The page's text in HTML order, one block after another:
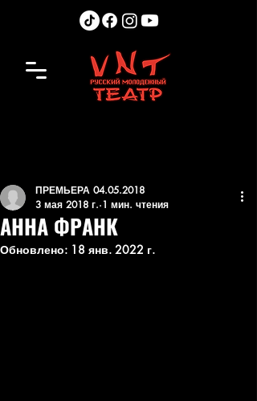
АННА ФРАНК
ПРЕМЬЕРА 04.05.2018
3 мая 2018 г. 1 мин. чтения
Обновлено: 18 янв. 2022 г.